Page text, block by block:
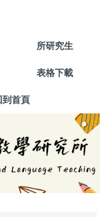
所研究生
表格下載
到首頁